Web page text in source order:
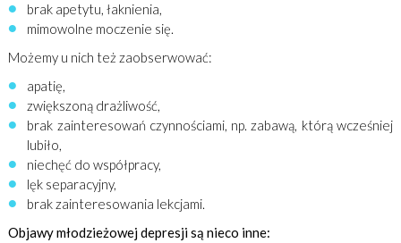
brak apetytu, łaknienia,
mimowolne moczenie się.
Możemy u nich też zaobserwować:
apatię,
zwiększoną drażliwość,
brak zainteresowań czynnościami, np. zabawą, którą wcześniej
lubiło,
niechęć do współpracy,
lęk separacyjny,
brak zainteresowania lekcjami.
Objawy młodzieżowej depresji są nieco inne: